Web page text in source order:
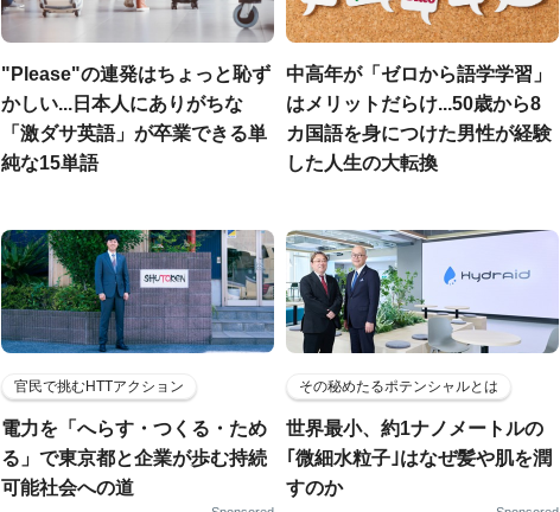
"Please"の連発はちょっと恥ず
かしい...日本人にありがちな
「激ダサ英語」が卒業できる単
純な15単語
中高年が「ゼロから語学学習」
はメリットだらけ...50歳から8
カ国語を身につけた男性が経験
した人生の大転換
官民で挑むHTTアクション
電力を「へらす・つくる・ため
る」で東京都と企業が歩む持続
可能社会への道
その秘めたるポテンシャルとは
世界最小、約1ナノメートルの
｢微細水粒子｣はなぜ髪や肌を潤
すのか